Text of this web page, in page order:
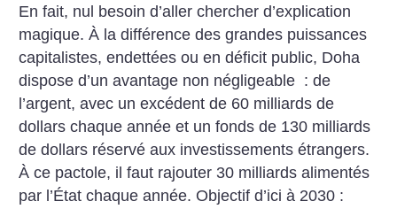
En fait, nul besoin d’aller chercher d’explication
magique. À la différence des grandes puissances
capitalistes, endettées ou en déficit public, Doha
dispose d’un avantage non négligeable : de
l’argent, avec un excédent de 60 milliards de
dollars chaque année et un fonds de 130 milliards
de dollars réservé aux investissements étrangers.
À ce pactole, il faut rajouter 30 milliards alimentés
par l’État chaque année. Objectif d’ici à 2030 :